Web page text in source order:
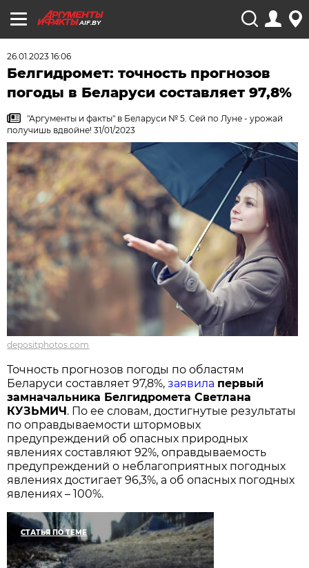
AIF.BY
26.01.2023 16:06
Белгидромет: точность прогнозов
погоды в Беларуси составляет 97,8%
"Аргументы и факты" в Беларуси № 5. Сей по Луне - урожай
получишь вдвойне! 31/01/2023
depositphotos.com
Точность прогнозов погоды по областям
Беларуси составляет 97,8%,заявила первый
замначальника Белгидромета Светлана
КУЗЬМИЧ. По ее словам, достигнутые результаты
по оправдываемости штормовых
предупреждений об опасных природных
явлениях составляют 92%, оправдываемость
предупреждений о неблагоприятных погодных
явлениях достигает 96,3%, а об опасных погодных
явлениях – 100%.
СТАТЬЯ ПО ТЕМЕ